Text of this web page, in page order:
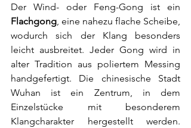
Flachgong , eine nahezu flache Scheibe,
wodurch sich der Klang besonders
leicht ausbreitet. Jeder Gong wird in
alter Tradition aus poliertem Messing
handgefertigt. Die chinesische Stadt
Wuhan ist ein Zentrum, in dem
Einzelstücke mit besonderem
Klangcharakter hergestellt werden.